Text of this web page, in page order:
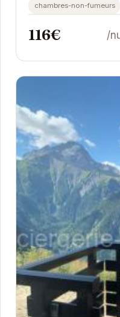
chambres-non-fumeurs
116€ /